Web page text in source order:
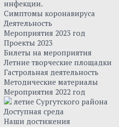
инфекции.
Симптомы коронавируса
Деятельность
Мероприятия 2023 год
Проекты 2023
Билеты на мероприятия
Летние творческие площадки
Гастрольная деятельность
Методические материалы
Мероприятия 2022 год
летие Сургутского района
Доступная среда
Наши достижения